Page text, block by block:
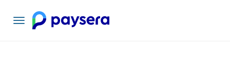
تبديل
التنقل